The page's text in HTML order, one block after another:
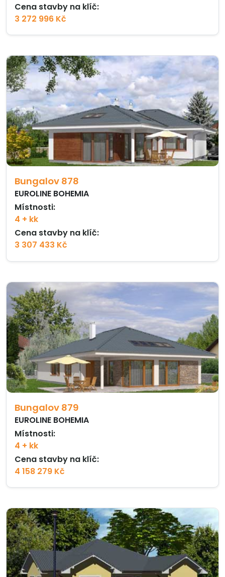
Cena stavby na klíč:
3 272 996 Kč
Bungalov 878
EUROLINE BOHEMIA
Místnosti:
4 + kk
Cena stavby na klíč:
3 307 433 Kč
Bungalov 879
EUROLINE BOHEMIA
Místnosti:
4 + kk
Cena stavby na klíč:
4 158 279 Kč